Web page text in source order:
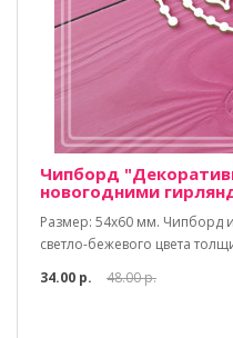
Чипборд
новогодними
Размер: 54х60 мм. Чипборд
светло-бежевого цвета
34.00 р.
48.00 р.